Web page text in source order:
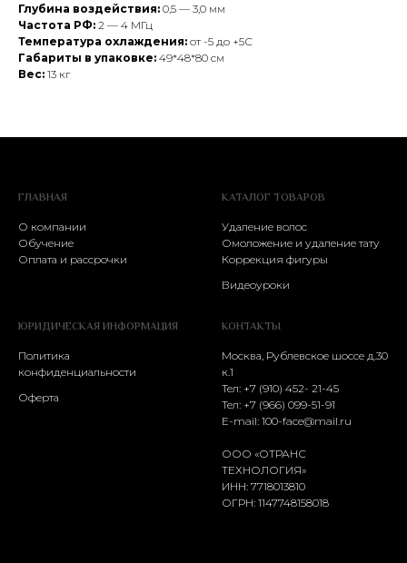
Глубина воздействия: 0,5 — 3,0 мм
Частота РФ: 2 — 4 МГц
Температура охлаждения: от -5 до +5С
Габариты в упаковке: 49*48*80 см
Вес: 13 кг
ГЛАВНАЯ
О компании
Обучение
Оплата и рассрочки
КАТАЛОГ ТОВАРОВ
Удаление волос
Омоложение и удаление тату
Коррекция фигуры
Видеоуроки
ЮРИДИЧЕСКАЯ ИНФОРМАЦИЯ
Политика
конфиденциальности
Оферта
КОНТАКТЫ
Москва, Рублевское шоссе д.30
к.1
Тел: +7 (910) 452- 21-45
Тел: +7 (966) 099-51-91
E-mail: 100-face@mail.ru
ООО «ОТРАНС
ТЕХНОЛОГИЯ»
ИНН: 7718013810
ОГРН: 1147748158018